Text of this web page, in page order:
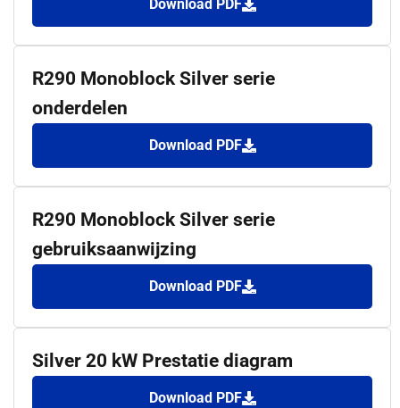
Download PDF
R290 Monoblock Silver serie
onderdelen
Download PDF
R290 Monoblock Silver serie
gebruiksaanwijzing
Download PDF
Silver 20 kW Prestatie diagram
Download PDF